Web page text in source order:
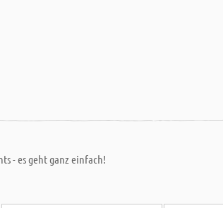
- es geht ganz einfach!